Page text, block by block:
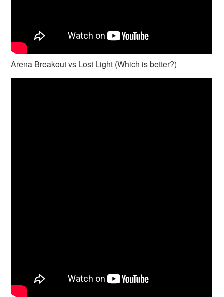
Arena Breakout vs Lost Light (Which is better?)